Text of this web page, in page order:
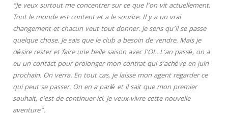
“Je veux surtout me concentrer sur ce que l’on vit actuellement.
Tout le monde est content et a le sourire. Il y a un vrai
changement et chacun veut tout donner. Je sens qu’il se passe
quelque chose. Je sais que le club a besoin de vendre. Mais je
désire rester et faire une belle saison avec l’OL. L’an passé, on a
eu un contact pour prolonger mon contrat qui s’achève en juin
prochain. On verra. En tout cas, je laisse mon agent regarder ce
qui peut se passer. On en a parlé et il sait que mon premier
souhait, c’est de continuer ici. Je veux vivre cette nouvelle
aventure”.